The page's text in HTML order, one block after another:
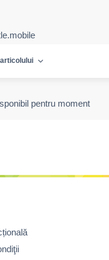
pentru moment